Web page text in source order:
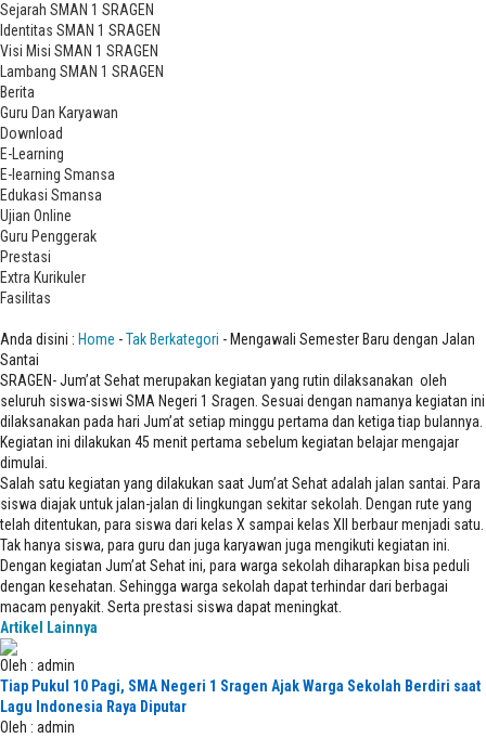
Sejarah SMAN 1 SRAGEN
Identitas SMAN 1 SRAGEN
Visi Misi SMAN 1 SRAGEN
Lambang SMAN 1 SRAGEN
Berita
Guru Dan Karyawan
Download
E-Learning
E-learning Smansa
Edukasi Smansa
Ujian Online
Guru Penggerak
Prestasi
Extra Kurikuler
Fasilitas
Anda disini : Home -Tak Berkategori - Mengawali Semester Baru dengan Jalan
Santai
SRAGEN- Jum’at Sehat merupakan kegiatan yang rutin dilaksanakan oleh
seluruh siswa-siswi SMA Negeri 1 Sragen. Sesuai dengan namanya kegiatan ini
dilaksanakan pada hari Jum’at setiap minggu pertama dan ketiga tiap bulannya.
Kegiatan ini dilakukan 45 menit pertama sebelum kegiatan belajar mengajar
dimulai.
Salah satu kegiatan yang dilakukan saat Jum’at Sehat adalah jalan santai. Para
siswa diajak untuk jalan-jalan di lingkungan sekitar sekolah. Dengan rute yang
telah ditentukan, para siswa dari kelas X sampai kelas XII berbaur menjadi satu.
Tak hanya siswa, para guru dan juga karyawan juga mengikuti kegiatan ini.
Dengan kegiatan Jum’at Sehat ini, para warga sekolah diharapkan bisa peduli
dengan kesehatan. Sehingga warga sekolah dapat terhindar dari berbagai
macam penyakit. Serta prestasi siswa dapat meningkat.
Artikel Lainnya
Oleh : admin
Tiap Pukul 10 Pagi, SMA Negeri 1 Sragen Ajak Warga Sekolah Berdiri saat
Lagu Indonesia Raya Diputar
Oleh : admin